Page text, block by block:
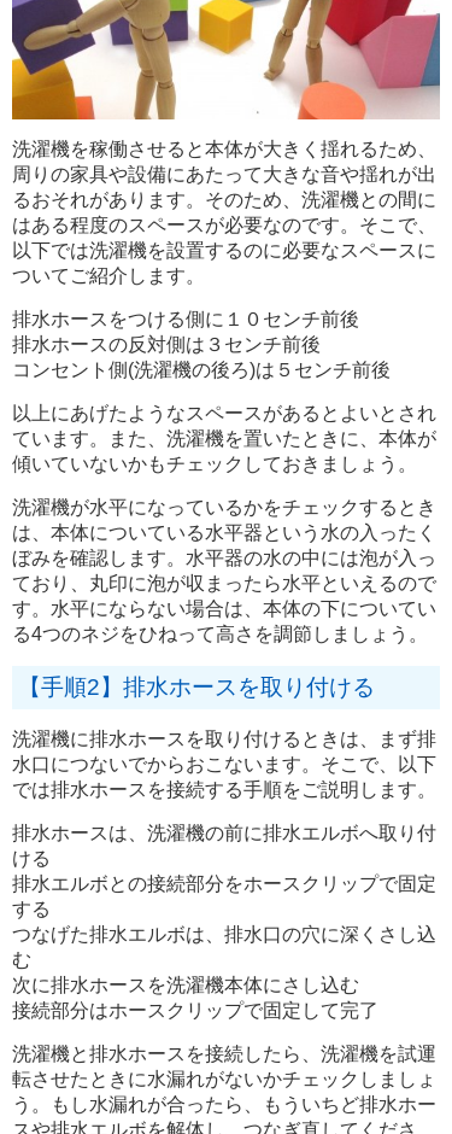
洗濯機を稼働させると本体が大きく揺れるため、
周りの家具や設備にあたって大きな音や揺れが出
るおそれがあります。そのため、洗濯機との間に
はある程度のスペースが必要なのです。そこで、
以下では洗濯機を設置するのに必要なスペースに
ついてご紹介します。
排水ホースをつける側に１０センチ前後
排水ホースの反対側は３センチ前後
コンセント側(洗濯機の後ろ)は５センチ前後
以上にあげたようなスペースがあるとよいとされ
ています。また、洗濯機を置いたときに、本体が
傾いていないかもチェックしておきましょう。
洗濯機が水平になっているかをチェックするとき
は、本体についている水平器という水の入ったく
ぼみを確認します。水平器の水の中には泡が入っ
ており、丸印に泡が収まったら水平といえるので
す。水平にならない場合は、本体の下についてい
る4つのネジをひねって高さを調節しましょう。
【手順2】排水ホースを取り付ける
洗濯機に排水ホースを取り付けるときは、まず排
水口につないでからおこないます。そこで、以下
では排水ホースを接続する手順をご説明します。
排水ホースは、洗濯機の前に排水エルボへ取り付
ける
排水エルボとの接続部分をホースクリップで固定
する
つなげた排水エルボは、排水口の穴に深くさし込
む
次に排水ホースを洗濯機本体にさし込む
接続部分はホースクリップで固定して完了
洗濯機と排水ホースを接続したら、洗濯機を試運
転させたときに水漏れがないかチェックしましょ
う。もし水漏れが合ったら、もういちど排水ホー